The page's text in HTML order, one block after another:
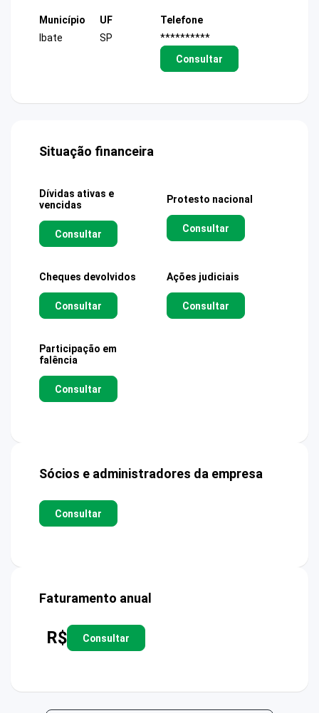
Município
Ibate
UF
SP
Telefone
**********
Consultar
Situação financeira
Dívidas ativas e
vencidas
Consultar
Protesto nacional
Consultar
Cheques devolvidos
Consultar
Ações judiciais
Consultar
Participação em
falência
Consultar
Sócios e administradores da empresa
Consultar
Faturamento anual
R$ Consultar